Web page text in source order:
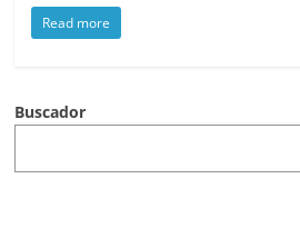
Read more
Buscador